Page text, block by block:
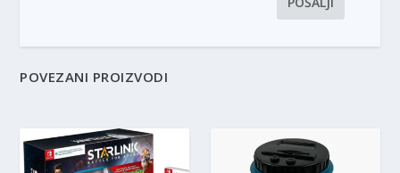
POVEZANI PROIZVODI